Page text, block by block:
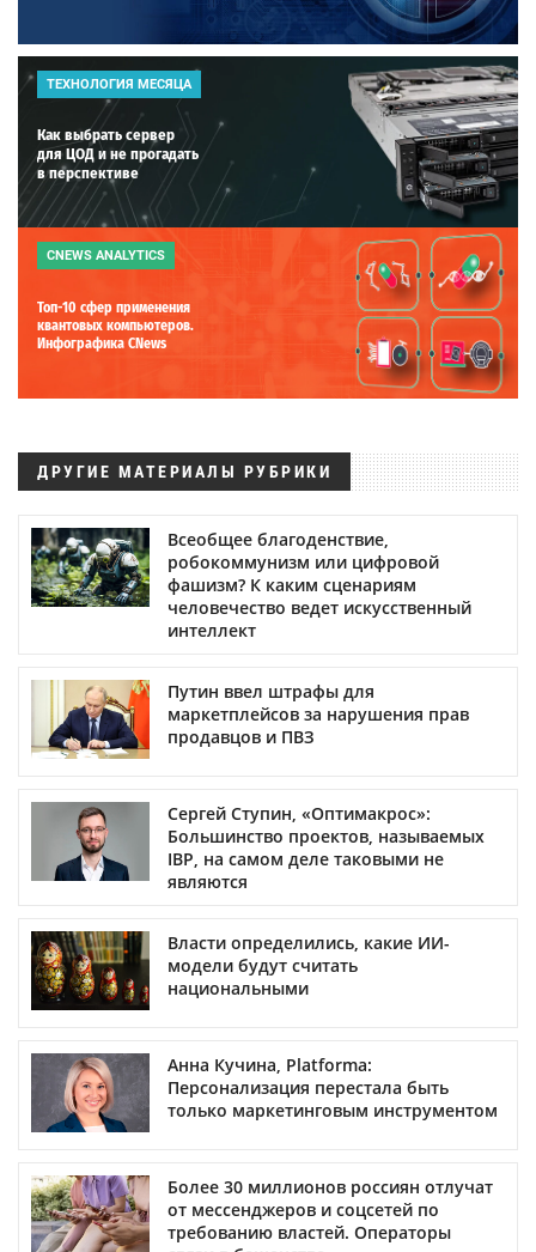
ТЕХНОЛОГИЯ МЕСЯЦА
Как выбрать сервер
для ЦОД и не прогадать
в перспективе
CNEWS ANALYTICS
Топ-10 сфер применения
квантовых компьютеров.
Инфографика CNews
ДРУГИЕ МАТЕРИАЛЫ РУБРИКИ
Всеобщее благоденствие,
робокоммунизм или цифровой
фашизм? К каким сценариям
человечество ведет искусственный
интеллект
Путин ввел штрафы для
маркетплейсов за нарушения прав
продавцов и ПВЗ
Сергей Ступин, «Оптимакрос»:
Большинство проектов, называемых
IBP, на самом деле таковыми не
являются
Власти определились, какие ИИ-
модели будут считать
национальными
Анна Кучина, Platforma:
Персонализация перестала быть
только маркетинговым инструментом
Более 30 миллионов россиян отлучат
от мессенджеров и соцсетей по
требованию властей. Операторы